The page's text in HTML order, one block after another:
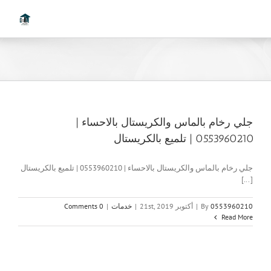
جلي رخام بالماس والكريستال بالاحساء |
0553960210 | تلميع بالكريستال
جلي رخام بالماس والكريستال بالاحساء | 0553960210 | تلميع بالكريستال
[...]
By 0553960210
| أكتوبر 21st, 2019 | خدمات |
0 Comments
Read More